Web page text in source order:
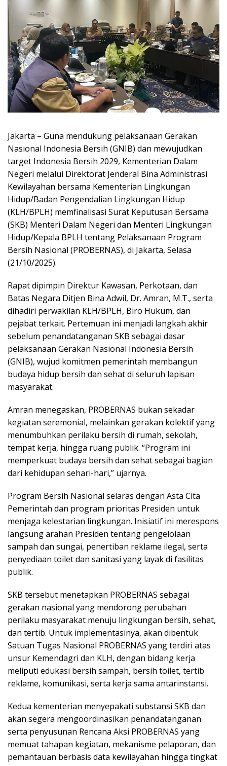
Jakarta – Guna mendukung pelaksanaan Gerakan
Nasional Indonesia Bersih (GNIB) dan mewujudkan
target Indonesia Bersih 2029, Kementerian Dalam
Negeri melalui Direktorat Jenderal Bina Administrasi
Kewilayahan bersama Kementerian Lingkungan
Hidup/Badan Pengendalian Lingkungan Hidup
(KLH/BPLH) memfinalisasi Surat Keputusan Bersama
(SKB) Menteri Dalam Negeri dan Menteri Lingkungan
Hidup/Kepala BPLH tentang Pelaksanaan Program
Bersih Nasional (PROBERNAS), di Jakarta, Selasa
(21/10/2025).
Rapat dipimpin Direktur Kawasan, Perkotaan, dan
Batas Negara Ditjen Bina Adwil, Dr. Amran, M.T., serta
dihadiri perwakilan KLH/BPLH, Biro Hukum, dan
pejabat terkait. Pertemuan ini menjadi langkah akhir
sebelum penandatanganan SKB sebagai dasar
pelaksanaan Gerakan Nasional Indonesia Bersih
(GNIB), wujud komitmen pemerintah membangun
budaya hidup bersih dan sehat di seluruh lapisan
masyarakat.
Amran menegaskan, PROBERNAS bukan sekadar
kegiatan seremonial, melainkan gerakan kolektif yang
menumbuhkan perilaku bersih di rumah, sekolah,
tempat kerja, hingga ruang publik. “Program ini
memperkuat budaya bersih dan sehat sebagai bagian
dari kehidupan sehari-hari,” ujarnya.
Program Bersih Nasional selaras dengan Asta Cita
Pemerintah dan program prioritas Presiden untuk
menjaga kelestarian lingkungan. Inisiatif ini merespons
langsung arahan Presiden tentang pengelolaan
sampah dan sungai, penertiban reklame ilegal, serta
penyediaan toilet dan sanitasi yang layak di fasilitas
publik.
SKB tersebut menetapkan PROBERNAS sebagai
gerakan nasional yang mendorong perubahan
perilaku masyarakat menuju lingkungan bersih, sehat,
dan tertib. Untuk implementasinya, akan dibentuk
Satuan Tugas Nasional PROBERNAS yang terdiri atas
unsur Kemendagri dan KLH, dengan bidang kerja
meliputi edukasi bersih sampah, bersih toilet, tertib
reklame, komunikasi, serta kerja sama antarinstansi.
Kedua kementerian menyepakati substansi SKB dan
akan segera mengoordinasikan penandatanganan
serta penyusunan Rencana Aksi PROBERNAS yang
memuat tahapan kegiatan, mekanisme pelaporan, dan
pemantauan berbasis data kewilayahan hingga tingkat